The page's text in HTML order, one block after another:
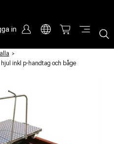
in
/
inkl p-handtag och båge